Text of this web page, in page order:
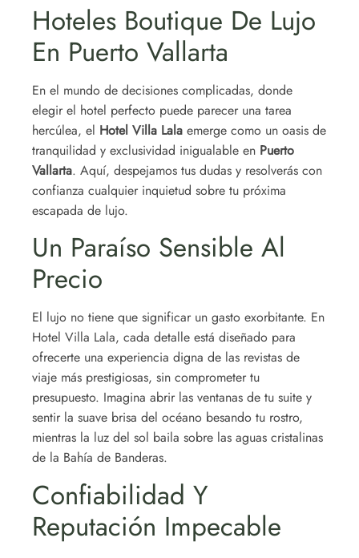
Hoteles Boutique De Lujo
En Puerto Vallarta
En el mundo de decisiones complicadas, donde
elegir el hotel perfecto puede parecer una tarea
hercúlea, el Hotel Villa Lala emerge como un oasis de
tranquilidad y exclusividad inigualable en Puerto
Vallarta. Aquí, despejamos tus dudas y resolverás con
confianza cualquier inquietud sobre tu próxima
escapada de lujo.
Un Paraíso Sensible Al
Precio
El lujo no tiene que significar un gasto exorbitante. En
Hotel Villa Lala, cada detalle está diseñado para
ofrecerte una experiencia digna de las revistas de
viaje más prestigiosas, sin comprometer tu
presupuesto. Imagina abrir las ventanas de tu suite y
sentir la suave brisa del océano besando tu rostro,
mientras la luz del sol baila sobre las aguas cristalinas
de la Bahía de Banderas.
Confiabilidad Y
Reputación Impecable